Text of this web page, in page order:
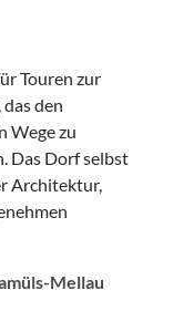
Touren zur
den
Wege zu
Das Dorf selbst
Architektur,
Mellau